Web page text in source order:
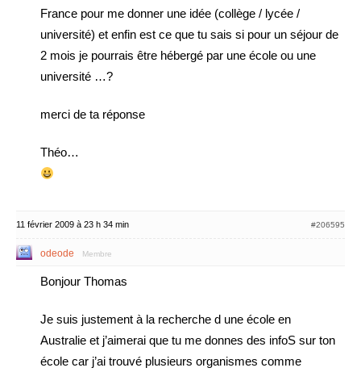
France pour me donner une idée (collège / lycée /
université) et enfin est ce que tu sais si pour un séjour de
2 mois je pourrais être hébergé par une école ou une
université …?
merci de ta réponse
Théo…
11 février 2009 à 23 h 34 min #206595
odeode Membre
Bonjour Thomas
Je suis justement à la recherche d une école en
Australie et j’aimerai que tu me donnes des infoS sur ton
école car j’ai trouvé plusieurs organismes comme